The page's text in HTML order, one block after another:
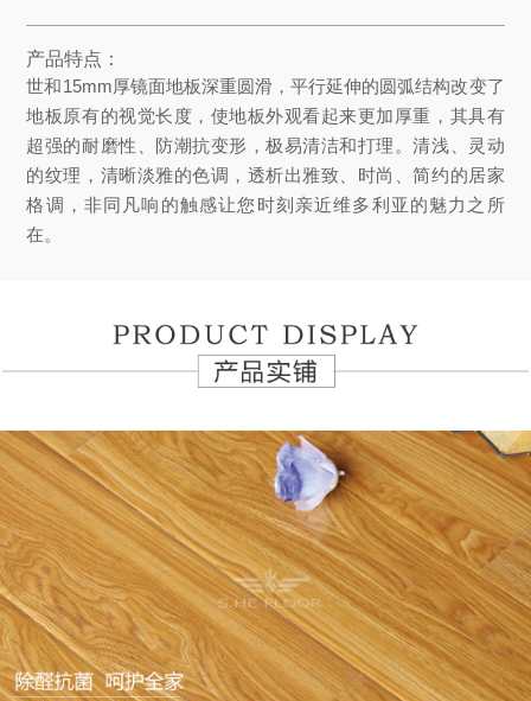
产品特点：
世和15mm厚镜面地板深重圆滑，平行延伸的圆弧结构改变了
地板原有的视觉长度，使地板外观看起来更加厚重，其具有
超强的耐磨性、防潮抗变形，极易清洁和打理。清浅、灵动
的纹理，清晰淡雅的色调，透析出雅致、时尚、简约的居家
格调，非同凡响的触感让您时刻亲近维多利亚的魅力之所
在。